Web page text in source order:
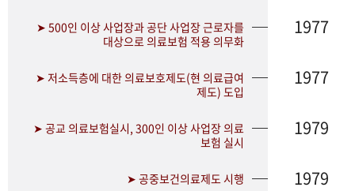
➤ 500인 이상 사업장과 공단 사업장 근로자를
대상으로 의료보험 적용 의무화
1977
➤ 저소득층에 대한 의료보호제도(현 의료급여
제도) 도입
1977
➤ 공교 의료보험실시, 300인 이상 사업장 의료
보험 실시
1979
➤ 공중보건의료제도 시행 1979